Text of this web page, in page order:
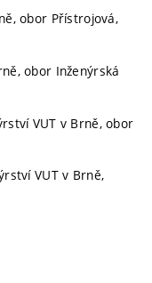
obor Přístrojová,
obor Inženýrská
VUT v Brně, obor
VUT v Brně,